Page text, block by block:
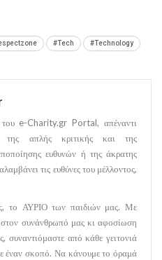
#Tech #Technology
του e-Charity.gr Portal, απέναντι
της απλής κριτικής και της
ευθυνών ή της άκρατης
τις ευθύνες του μέλλοντος,
το ΑΥΡΙΟ των παιδιών μας. Με
συνάνθρωπό μας κι αφοσίωση
συναντιόμαστε από κάθε γειτονιά
έναν σκοπό. Να κάνουμε το όραμά